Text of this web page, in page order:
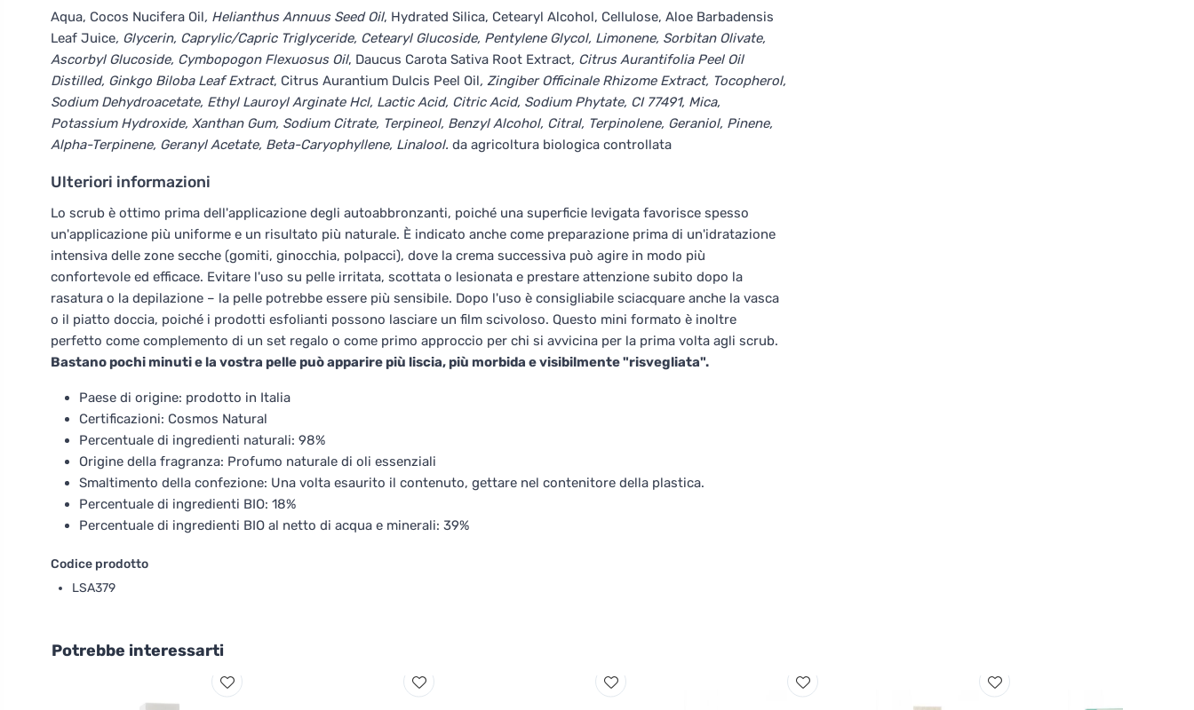
Aqua, Cocos Nucifera Oil, Helianthus Annuus Seed Oil, Hydrated Silica, Cetearyl Alcohol, Cellulose, Aloe Barbadensis
Leaf Juice, Glycerin, Caprylic/Capric Triglyceride, Cetearyl Glucoside, Pentylene Glycol, Limonene, Sorbitan Olivate,
Ascorbyl Glucoside, Cymbopogon Flexuosus Oil, Daucus Carota Sativa Root Extract, Citrus Aurantifolia Peel Oil
Distilled, Ginkgo Biloba Leaf Extract, Citrus Aurantium Dulcis Peel Oil, Zingiber Officinale Rhizome Extract, Tocopherol,
Sodium Dehydroacetate, Ethyl Lauroyl Arginate Hcl, Lactic Acid, Citric Acid, Sodium Phytate, CI 77491, Mica,
Potassium Hydroxide, Xanthan Gum, Sodium Citrate, Terpineol, Benzyl Alcohol, Citral, Terpinolene, Geraniol, Pinene,
Alpha-Terpinene, Geranyl Acetate, Beta-Caryophyllene, Linalool. da agricoltura biologica controllata
Ulteriori informazioni
Lo scrub è ottimo prima dell'applicazione degli autoabbronzanti, poiché una superficie levigata favorisce spesso
un'applicazione più uniforme e un risultato più naturale. È indicato anche come preparazione prima di un'idratazione
intensiva delle zone secche (gomiti, ginocchia, polpacci), dove la crema successiva può agire in modo più
confortevole ed efficace. Evitare l'uso su pelle irritata, scottata o lesionata e prestare attenzione subito dopo la
rasatura o la depilazione – la pelle potrebbe essere più sensibile. Dopo l'uso è consigliabile sciacquare anche la vasca
o il piatto doccia, poiché i prodotti esfolianti possono lasciare un film scivoloso. Questo mini formato è inoltre
perfetto come complemento di un set regalo o come primo approccio per chi si avvicina per la prima volta agli scrub.
Bastano pochi minuti e la vostra pelle può apparire più liscia, più morbida e visibilmente "risvegliata".
Paese di origine: prodotto in Italia
Certificazioni: Cosmos Natural
Percentuale di ingredienti naturali: 98%
Origine della fragranza: Profumo naturale di oli essenziali
Smaltimento della confezione: Una volta esaurito il contenuto, gettare nel contenitore della plastica.
Percentuale di ingredienti BIO: 18%
Percentuale di ingredienti BIO al netto di acqua e minerali: 39%
Codice prodotto
LSA379
Potrebbe interessarti